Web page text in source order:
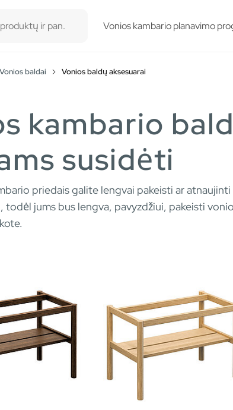
or more characters for results.
Vonios kambario planavimo
Vonios baldai Vonios baldų aksesuarai
kambario
susidėti
priedais galite lengvai pakeisti ar
todėl jums bus lengva, pavyzdžiui, pakeisti